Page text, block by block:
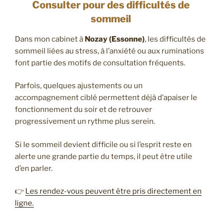
Consulter pour des difficultés de
sommeil
Dans mon cabinet à Nozay (Essonne), les difficultés de
sommeil liées au stress, à l’anxiété ou aux ruminations
font partie des motifs de consultation fréquents.
Parfois, quelques ajustements ou un
accompagnement ciblé permettent déjà d’apaiser le
fonctionnement du soir et de retrouver
progressivement un rythme plus serein.
Si le sommeil devient difficile ou si l’esprit reste en
alerte une grande partie du temps, il peut être utile
d’en parler.
👉 Les rendez-vous peuvent être pris directement en
ligne.